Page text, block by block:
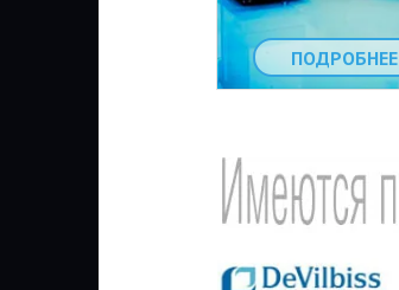
ПОДРОБНЕЕ